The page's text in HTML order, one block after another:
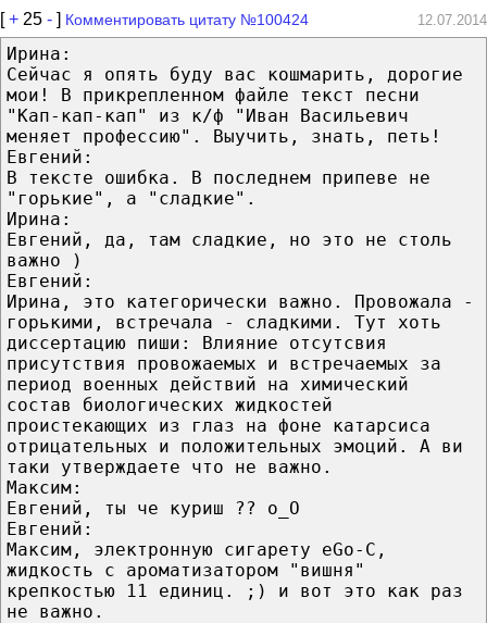
[+ 25 - ] Комментировать цитату №100424 12.07.2014
Ирина:
Сейчас я опять буду вас кошмарить, дорогие
мои! В прикрепленном файле текст песни
"Кап-кап-кап" из к/ф "Иван Васильевич
меняет профессию". Выучить, знать, петь!
Евгений:
В тексте ошибка. В последнем припеве не
"горькие", а "сладкие".
Ирина:
Евгений, да, там сладкие, но это не столь
важно )
Евгений:
Ирина, это категорически важно. Провожала -
горькими, встречала - сладкими. Тут хоть
диссертацию пиши: Влияние отсутсвия
присутствия провожаемых и встречаемых за
период военных действий на химический
состав биологических жидкостей
проистекающих из глаз на фоне катарсиса
отрицательных и положительных эмоций. А ви
таки утверждаете что не важно.
Максим:
Евгений, ты че куриш ?? о_О
Евгений:
Максим, электронную сигарету eGo-C,
жидкость с ароматизатором "вишня"
крепкостью 11 единиц. ;) и вот это как раз
не важно.